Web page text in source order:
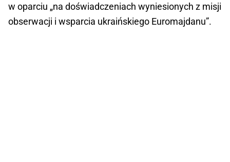
w oparciu „na doświadczeniach wyniesionych z misji
obserwacji i wsparcia ukraińskiego Euromajdanu”.